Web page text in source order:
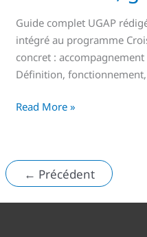
Guide complet UGAP
intégré au programme
concret :
Définition,
Read More »
← Précédent